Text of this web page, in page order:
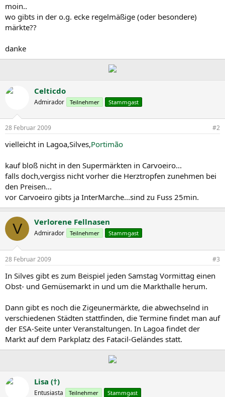
e
moin..
wo gibts in der o.g. ecke regelmäßige (oder besondere)
märkte??
danke
Celticdo
Admirador Teilnehmer Stammgast
28 Februar 2009 #2
vielleicht in Lagoa,Silves,Portimão
kauf bloß nicht in den Supermärkten in Carvoeiro...
falls doch,vergiss nicht vorher die Herztropfen zunehmen bei
den Preisen...
vor Carvoeiro gibts ja InterMarche...sind zu Fuss 25min.
V Verlorene Fellnasen
Admirador Teilnehmer Stammgast
28 Februar 2009 #3
In Silves gibt es zum Beispiel jeden Samstag Vormittag einen
Obst- und Gemüsemarkt in und um die Markthalle herum.
Dann gibt es noch die Zigeunermärkte, die abwechselnd in
verschiedenen Städten stattfinden, die Termine findet man auf
der ESA-Seite unter Veranstaltungen. In Lagoa findet der
Markt auf dem Parkplatz des Fatacil-Geländes statt.
Lisa (†)
Entusiasta Teilnehmer Stammgast